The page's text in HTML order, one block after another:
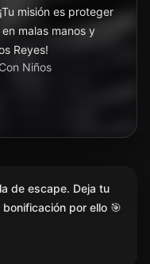
misión es proteger
malas manos y
Reyes!
Con Niños
de escape. Deja tu
por ello 🎯